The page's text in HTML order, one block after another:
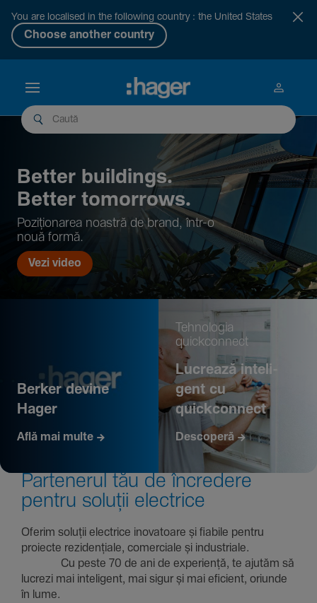
You are localised in the following country : the United States
Choose another country
Better buil­dings.
Better tomor­rows.
Pozi­țio­narea noastră de brand, într-o
nouă formă.
Vezi video
Berker devine
Hager
Află mai multe
Tehno­logia
quickconnect
Lucrează inte­li­
gent cu
quickconnect
Descoperă
Parte­nerul tău de încre­dere
pentru soluții electrice
Oferim soluții electrice inova­toare și fiabile pentru
proiecte rezi­den­țiale, comer­ciale și indus­triale.
Cu peste 70 de ani de expe­riență, te ajutăm să
lucrezi mai inte­li­gent, mai sigur și mai eficient, oriunde
în lume.